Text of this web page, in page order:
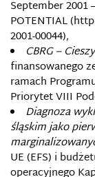
September 2001
POTENTIAL
2001-00044),
CBRG –
finansowanego
ramach
Priorytet VIII
Diagnoza
śląskim jako
UE (EFS) i
operacyjnego